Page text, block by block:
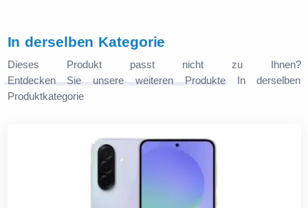
In derselben Kategorie
Dieses Produkt passt nicht zu Ihnen?
Entdecken Sie unsere weiteren ProdukteIn derselben
Produktkategorie